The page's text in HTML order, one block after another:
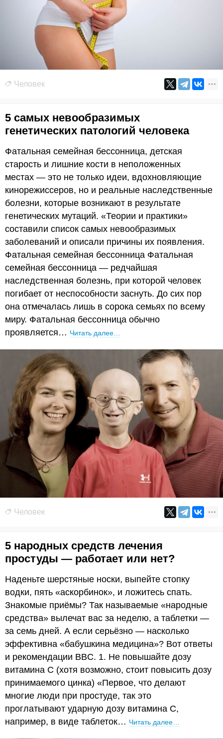
Человек
5 самых невообразимых
генетических патологий человека
Фатальная семейная бессонница, детская
старость и лишние кости в неположенных
местах — это не только идеи, вдохновляющие
кинорежиссеров, но и реальные наследственные
болезни, которые возникают в результате
генетических мутаций. «Теории и практики»
составили список самых невообразимых
заболеваний и описали причины их появления.
Фатальная семейная бессонница Фатальная
семейная бессонница — редчайшая
наследственная болезнь, при которой человек
погибает от неспособности заснуть. До сих пор
она отмечалась лишь в сорока семьях по всему
миру. Фатальная бессонница обычно
проявляется… Читать далее…
Человек
5 народных средств лечения
простуды — работает или нет?
Наденьте шерстяные носки, выпейте стопку
водки, пять «аскорбинок», и ложитесь спать.
Знакомые приёмы? Так называемые «народные
средства» вылечат вас за неделю, а таблетки —
за семь дней. А если серьёзно — насколько
эффективна «бабушкина медицина»? Вот ответы
и рекомендации BBC. 1. Не повышайте дозу
витамина С (хотя возможно, стоит повысить дозу
принимаемого цинка) «Первое, что делают
многие люди при простуде, так это
проглатывают ударную дозу витамина С,
например, в виде таблеток… Читать далее…